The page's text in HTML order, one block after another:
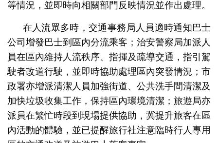
等情況，並即時向相關部門反映情況並作出處理。
在人流眾多時，交通事務局人員適時通知巴士
公司增發巴士到區內分流乘客；治安警察局加派人
員在區內維持人流秩序、指揮及疏導交通，指引駕
駛者改道行駛，並即時協助處理區內突發情況；市
政署亦增派清潔人員加強街道、公共洗手間清潔及
加快垃圾收集工作，保持區內環境清潔；旅遊局亦
派員在繁忙時段到現場提供協助，冀提升旅客在區
內活動的體驗，並已提醒旅行社注意臨時行人專用